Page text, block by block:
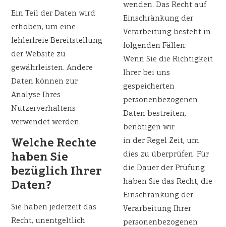
Ein Teil der Daten wird
erhoben, um eine
fehlerfreie Bereitstellung
der Website zu
gewährleisten. Andere
Daten können zur
Analyse Ihres
Nutzerverhaltens
verwendet werden.
Welche Rechte
haben Sie
bezüglich Ihrer
Daten?
Sie haben jederzeit das
Recht, unentgeltlich
wenden. Das Recht auf
Einschränkung der
Verarbeitung besteht in
folgenden Fällen:
Wenn Sie die Richtigkeit
Ihrer bei uns
gespeicherten
personenbezogenen
Daten bestreiten,
benötigen wir
in der Regel Zeit, um
dies zu überprüfen. Für
die Dauer der Prüfung
haben Sie das Recht, die
Einschränkung der
Verarbeitung Ihrer
personenbezogenen